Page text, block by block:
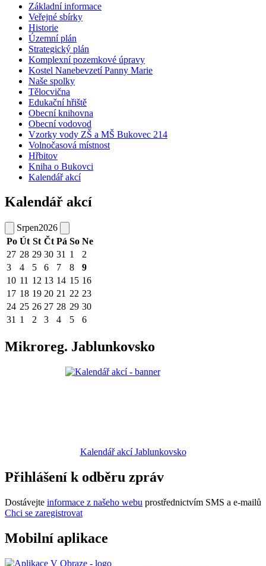
Základní informace
Veřejné sbírky
Historie
Územní plán
Strategický plán
Komplexní pozemkové úpravy
Kostel Nanebevzetí Panny Marie
Naše spolky
Tělocvična
Edukační hřiště
Obecní knihovna
Obecní vodovod
Vzorky vody ZŠ a MŠ Bukovec 214
Volnočasová místnost
Hřbitov
Kniha o Bukovci
Kalendář akcí
Kalendář akcí
Srpen2026
Po Út St Čt Pá So Ne
27 28 29 30 31 1
2
3
4 5 6 7 8
9
10 11 12 13 14 15 16
17 18 19 20 21 22 23
24 25 26 27 28 29 30
31 1 2 3 4 5 6
Mikroreg. Jablunkovsko
Kalendář akcí Jablunkovsko
Přihlášení k odběru zpráv
Dostávejte informace z našeho webu prostřednictvím SMS a e-mailů
Chci se zaregistrovat
Mobilní aplikace